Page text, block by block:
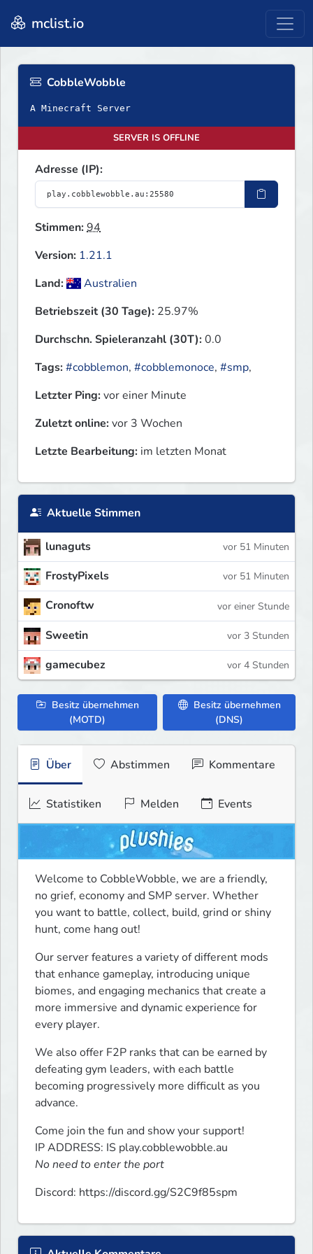
mclist.io
CobbleWobble
A Minecraft Server
SERVER IS OFFLINE
Adresse (IP):
Stimmen:94
Version: 1.21.1
Land:
Australien
Betriebszeit (30 Tage): 25.97%
Durchschn. Spieleranzahl (30T):0.0
Tags:#cobblemon, #cobblemonoce, #smp,
Letzter Ping:vor einer Minute
Zuletzt online:vor 3 Wochen
Letzte Bearbeitung: im letzten Monat
Aktuelle Stimmen
lunaguts vor 51 Minuten
FrostyPixels vor 51 Minuten
Cronoftw vor einer Stunde
Sweetin vor 3 Stunden
gamecubez vor 4 Stunden
Besitz übernehmen
(MOTD)
Besitz übernehmen
(DNS)
Über Abstimmen Kommentare
Statistiken Melden Events
Welcome to CobbleWobble, we are a friendly,
no grief, economy and SMP server. Whether
you want to battle, collect, build, grind or shiny
hunt, come hang out!
Our server features a variety of different mods
that enhance gameplay, introducing unique
biomes, and engaging mechanics that create a
more immersive and dynamic experience for
every player.
We also offer F2P ranks that can be earned by
defeating gym leaders, with each battle
becoming progressively more difficult as you
advance.
Come join the fun and show your support!
No need to enter the port
Discord: https://discord.gg/S2C9f85spm